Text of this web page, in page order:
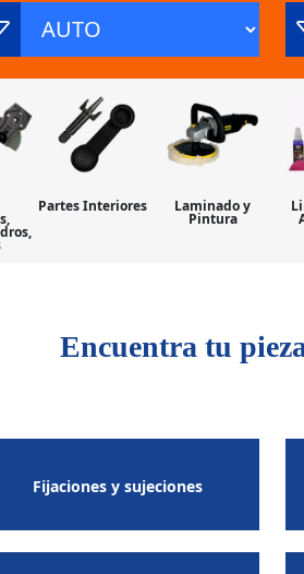
Partes Interiores Laminado y
Pintura
Encuentra tu
Fijaciones y sujeciones